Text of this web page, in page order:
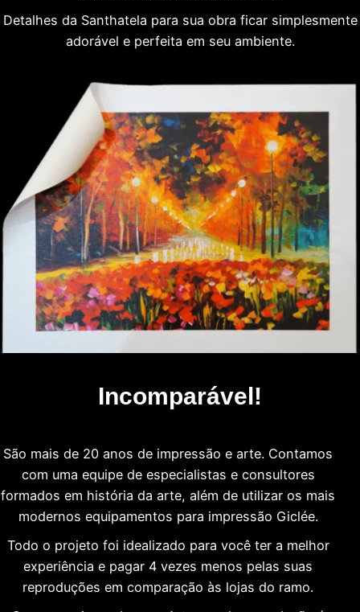
Detalhes da Santhatela para sua obra ficar simplesmente
adorável e perfeita em seu ambiente.
Incomparável!
São mais de 20 anos de impressão e arte. Contamos
com uma equipe de especialistas e consultores
formados em história da arte, além de utilizar os mais
modernos equipamentos para impressão Giclée.
Todo o projeto foi idealizado para você ter a melhor
experiência e pagar 4 vezes menos pelas suas
reproduções em comparação às lojas do ramo.